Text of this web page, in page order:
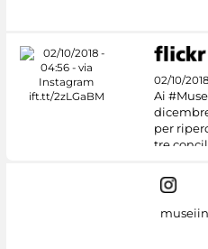
02/10/2018
Ai
per
tre